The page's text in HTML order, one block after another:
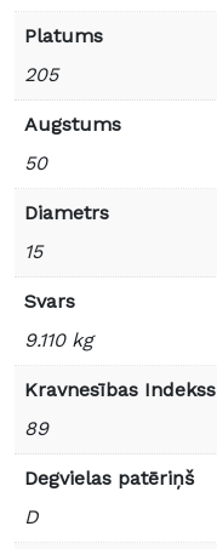
Platums
205
Augstums
50
Diametrs
15
Svars
9.110 kg
Kravnesības Indekss
89
Degvielas patēriņš
D